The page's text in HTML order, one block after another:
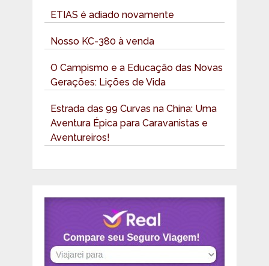
ETIAS é adiado novamente
Nosso KC-380 à venda
O Campismo e a Educação das Novas
Gerações: Lições de Vida
Estrada das 99 Curvas na China: Uma
Aventura Épica para Caravanistas e
Aventureiros!